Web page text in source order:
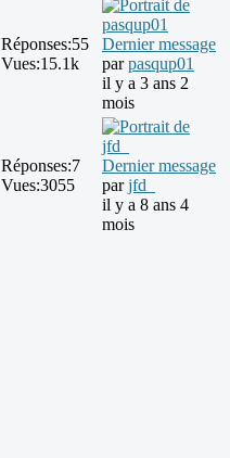
Réponses:55
Vues:15.1k
Dernier message
parpasqup01
il y a 3 ans 2
mois
Réponses:7
Vues:3055
Dernier message
parjfd_
il y a 8 ans 4
mois